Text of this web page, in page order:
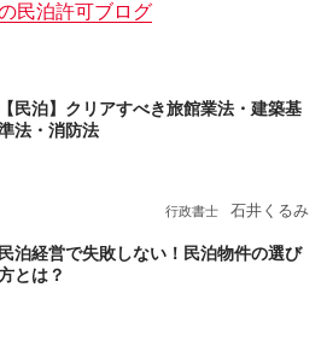
民泊許可ブログ
【民泊】クリアすべき旅館業法・建築基
法・消防法
行政書士 石井くるみ
民泊経営で失敗しない！民泊物件の選び
とは？